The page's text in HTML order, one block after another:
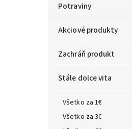
Potraviny
Akciové produkty
Zachráň produkt
Stále dolce vita
Všetko za 1€
Všetko za 3€